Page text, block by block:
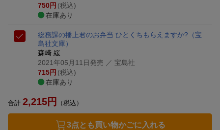
750円 (税込)
在庫あり
総務課の播上君のお弁当 ひとくちもらえますか? （宝
島社文庫）
森崎 緩
2021年05月11日発売 ／ 宝島社
715円 (税込)
在庫あり
合計 2,215円 （税込）
3点とも買い物かごに入れる